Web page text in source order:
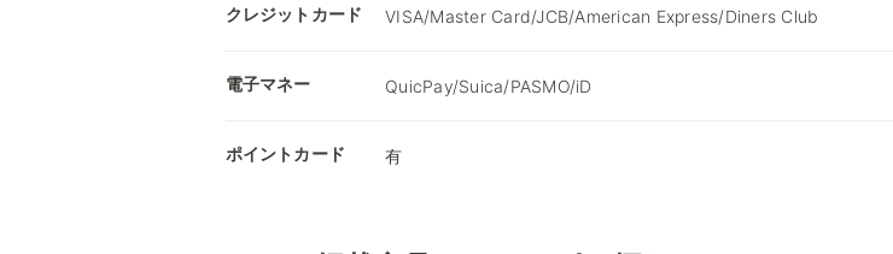
クレジットカード VISA/Master Card/JCB/American Express/Diners Club
電子マネー QuicPay/Suica/PASMO/iD
ポイントカード 有